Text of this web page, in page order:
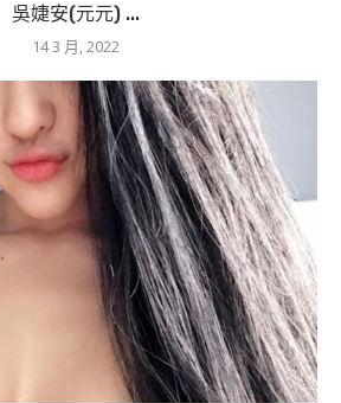
吳婕安(元元) ...
14 3 月, 2022